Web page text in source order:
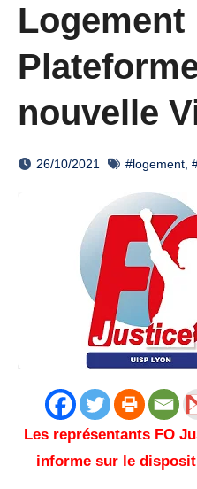
Logement
nouvelle
26/10/2021 #logement
Les représentants FO Justice Action Sociale vous
informe sur le